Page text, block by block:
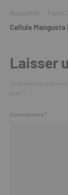
Actualités · 1 août
Cellule
Laisser
Commentaire *